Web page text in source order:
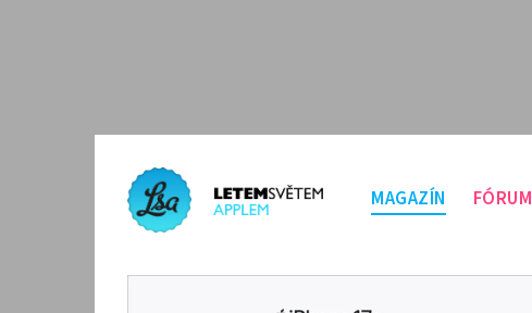
MAGAZÍN FÓRUM